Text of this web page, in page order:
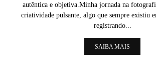
autêntica e objetiva.Minha jornada na
criatividade pulsante, algo que sempre existiu
registrando...
SAIBA MAIS